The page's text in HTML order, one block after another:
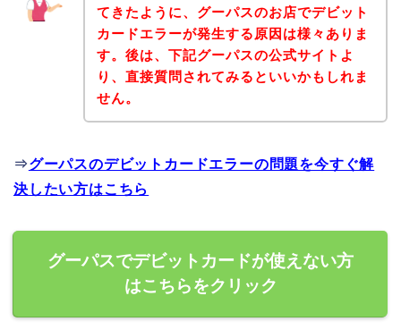
てきたように、グーパスのお店でデビット
カードエラーが発生する原因は様々ありま
す。後は、下記グーパスの公式サイトよ
り、直接質問されてみるといいかもしれま
せん。
⇒グーパスのデビットカードエラーの問題を今すぐ解
決したい方はこちら
グーパスでデビットカードが使えない方
はこちらをクリック